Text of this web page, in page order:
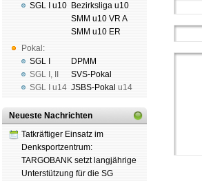
SGL I u10
Pokal:
SGL I
SGL I ,
SGL I
u14
Bezirksliga u10
SMM u10 VR A
SMM u10 ER
DPMM
SVS-Pokal
JSBS-Pokal u14
Neueste Nachrichten
Tatkräftiger Einsatz im
Denksportzentrum:
TARGOBANK setzt langjährige
Unterstützung für die SG